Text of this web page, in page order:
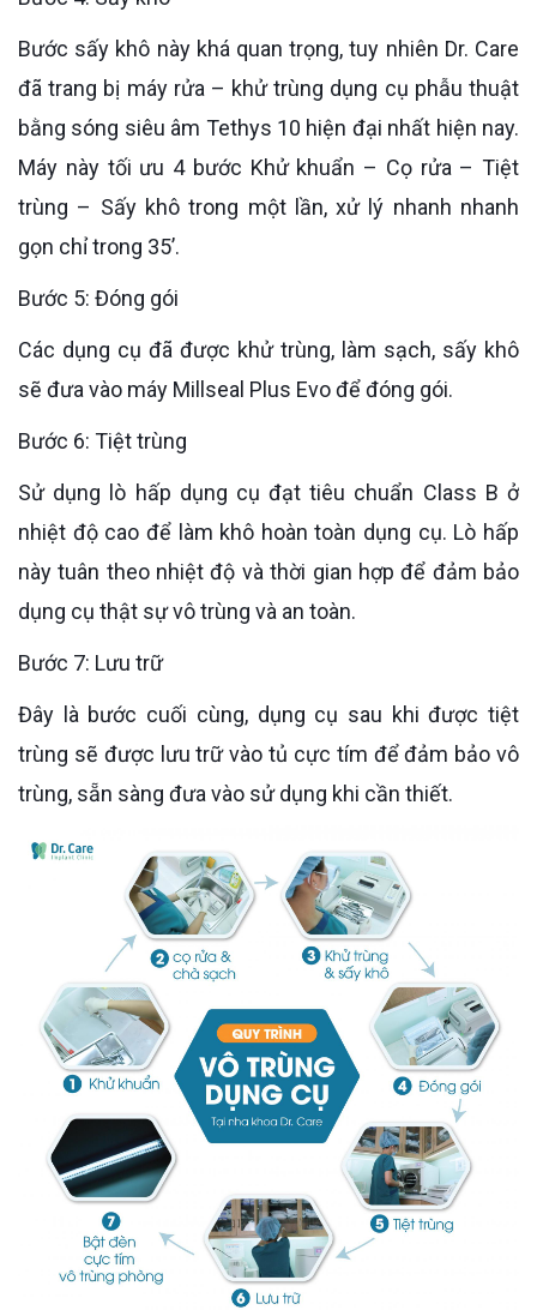
Bước sấy khô này khá quan trọng, tuy nhiên Dr. Care
đã trang bị máy rửa – khử trùng dụng cụ phẫu thuật
bằng sóng siêu âm Tethys 10 hiện đại nhất hiện nay.
Máy này tối ưu 4 bước Khử khuẩn – Cọ rửa – Tiệt
trùng – Sấy khô trong một lần, xử lý nhanh nhanh
gọn chỉ trong 35’.
Bước 5: Đóng gói
Các dụng cụ đã được khử trùng, làm sạch, sấy khô
sẽ đưa vào máy Millseal Plus Evo để đóng gói.
Bước 6: Tiệt trùng
Sử dụng lò hấp dụng cụ đạt tiêu chuẩn Class B ở
nhiệt độ cao để làm khô hoàn toàn dụng cụ. Lò hấp
này tuân theo nhiệt độ và thời gian hợp để đảm bảo
dụng cụ thật sự vô trùng và an toàn.
Bước 7: Lưu trữ
Đây là bước cuối cùng, dụng cụ sau khi được tiệt
trùng sẽ được lưu trữ vào tủ cực tím để đảm bảo vô
trùng, sẵn sàng đưa vào sử dụng khi cần thiết.